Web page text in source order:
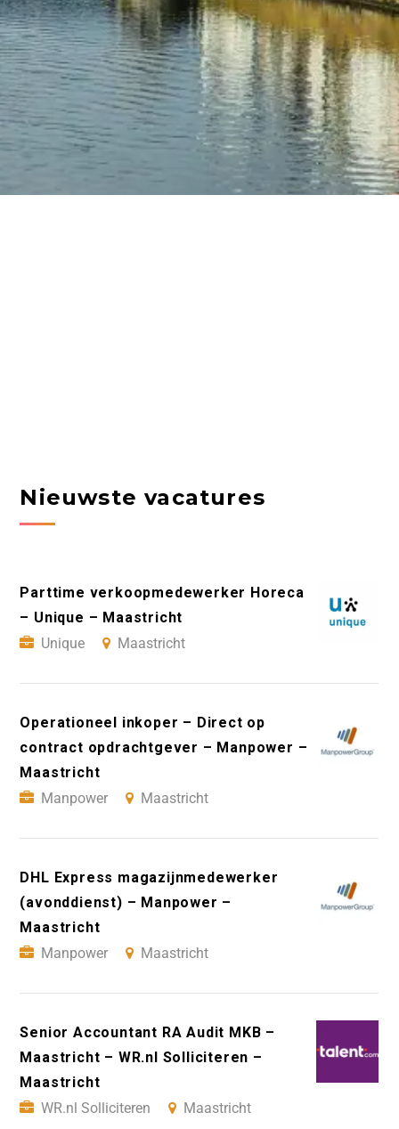
Nieuwste vacatures
Parttime verkoopmedewerker Horeca
– Unique – Maastricht
Unique
Maastricht
Operationeel inkoper – Direct op
contract opdrachtgever – Manpower –
Maastricht
Manpower
Maastricht
DHL Express magazijnmedewerker
(avonddienst) – Manpower –
Maastricht
Manpower
Maastricht
Senior Accountant RA Audit MKB –
Maastricht – WR.nl Solliciteren –
Maastricht
WR.nl Solliciteren
Maastricht